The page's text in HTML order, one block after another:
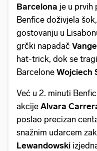
Barcelona je u prvih
Benfice doživjela
gostovanju u
grčki napadač
hat-trick, dok se
Barcelone Wojciech
Već u 2. minuti
akcije Alvara
poslao precizan
snažnim udarcem
Lewandowski